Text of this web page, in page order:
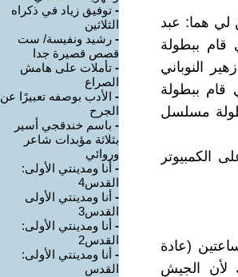
لي هما: عبد
قام ببطولة
النوباني
قام ببطولة
مسلسل
الكمبيوتر
(عادة
لأن الجيش
- توفيق زياد في ذكراه
الثلاثين
- رشيد ونفيسة/ ست
قصص قصيرة جدا
- تأملات على هامش
الصراع
- الأدب بوصفه تعبيرًا عن
الجرح
- باسم خندقجي أسير
بثلاثة مؤبدات شاعر
وروائي
- أنا ومدينتي الأولى:
القدس4
- أنا ومدينتي الأولى
القدس3
- أنا ومدينتي الأولى:
القدس2
- أنا ومدينتي الأولى:
القدس